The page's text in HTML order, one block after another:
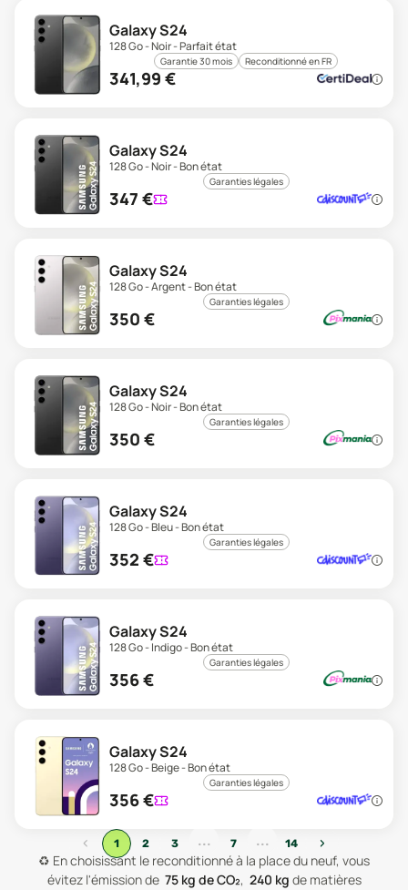
Galaxy S24
128 Go - Noir - Parfait état
Garantie 30 mois Reconditionné en FR
341,99 €
Galaxy S24
128 Go - Noir - Bon état
Garanties légales
347 €
Galaxy S24
128 Go - Argent - Bon état
Garanties légales
350 €
Galaxy S24
128 Go - Noir - Bon état
Garanties légales
350 €
Galaxy S24
128 Go - Bleu - Bon état
Garanties légales
352 €
Galaxy S24
128 Go - Indigo - Bon état
Garanties légales
356€
Galaxy S24
128 Go - Beige - Bon état
Garanties légales
356€
‹ 1 2 3 ... 7 ... 14
›
♻️ En choisissant le reconditionné à la place du neuf, vous
évitez l'émission de 75 kg de CO₂, 240 kg de matières